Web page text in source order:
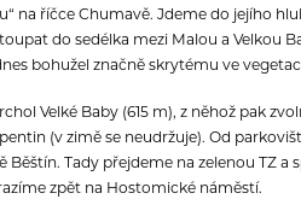
na říčce Chumavě. Jdeme do jejího
do sedélka mezi Malou a Velkou
bohužel značně skrytému ve
Velké Baby (615 m), z něhož pak
(v zimě se neudržuje). Od
Tady přejdeme na zelenou TZ a
zpět na Hostomické náměstí.